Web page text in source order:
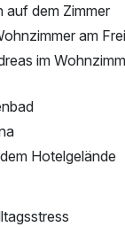
auf dem Zimmer
am
im
Hotelgelände